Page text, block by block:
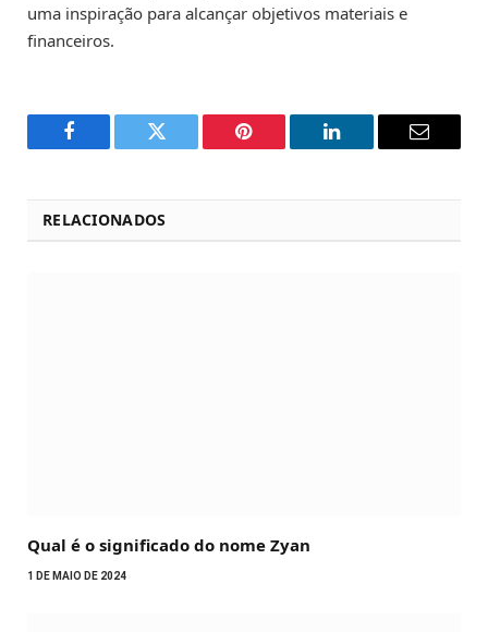
uma inspiração para alcançar objetivos materiais e
financeiros.
Facebook Twitter Pinterest LinkedIn Email
RELACIONADOS
Qual é o significado do nome Zyan
1 DE MAIO DE 2024